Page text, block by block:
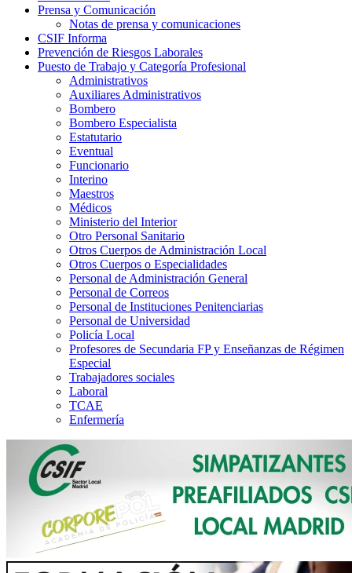
Prensa y Comunicación
Notas de prensa y comunicaciones
CSIF Informa
Prevención de Riesgos Laborales
Puesto de Trabajo y Categoría Profesional
Administrativos
Auxiliares Administrativos
Bombero
Bombero Especialista
Estatutario
Eventual
Funcionario
Interino
Maestros
Médicos
Ministerio del Interior
Otro Personal Sanitario
Otros Cuerpos de Administración Local
Otros Cuerpos o Especialidades
Personal de Administración General
Personal de Correos
Personal de Instituciones Penitenciarias
Personal de Universidad
Policía Local
Profesores de Secundaria FP y Enseñanzas de Régimen
Especial
Trabajadores sociales
Laboral
TCAE
Enfermería